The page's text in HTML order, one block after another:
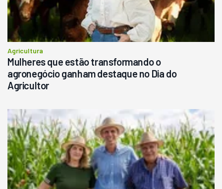
Agricultura
Mulheres que estão transformando o
agronegócio ganham destaque no Dia do
Agricultor